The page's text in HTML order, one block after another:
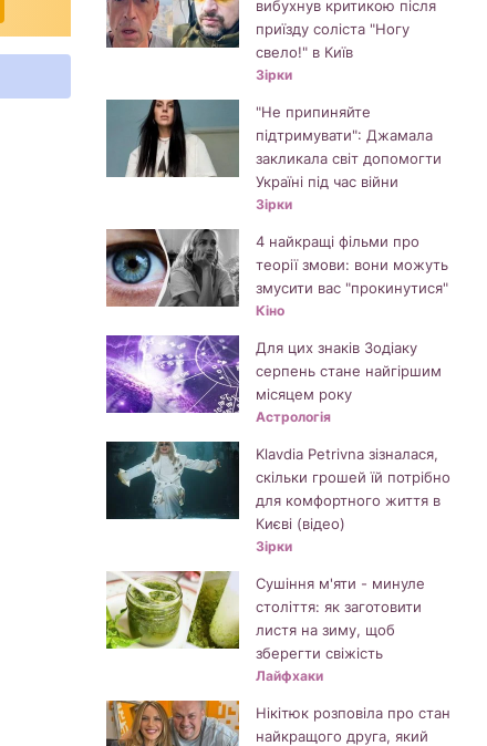
вибухнув критикою після
приїзду соліста "Ногу
свело!" в Київ
Зірки
"Не припиняйте
підтримувати": Джамала
закликала світ допомогти
Україні під час війни
Зірки
4 найкращі фільми про
теорії змови: вони можуть
змусити вас "прокинутися"
Кіно
Для цих знаків Зодіаку
серпень стане найгіршим
місяцем року
Астрологія
Klavdia Petrivna зізналася,
скільки грошей їй потрібно
для комфортного життя в
Києві (відео)
Зірки
Сушіння м'яти - минуле
століття: як заготовити
листя на зиму, щоб
зберегти свіжість
Лайфхаки
Нікітюк розповіла про стан
найкращого друга, який